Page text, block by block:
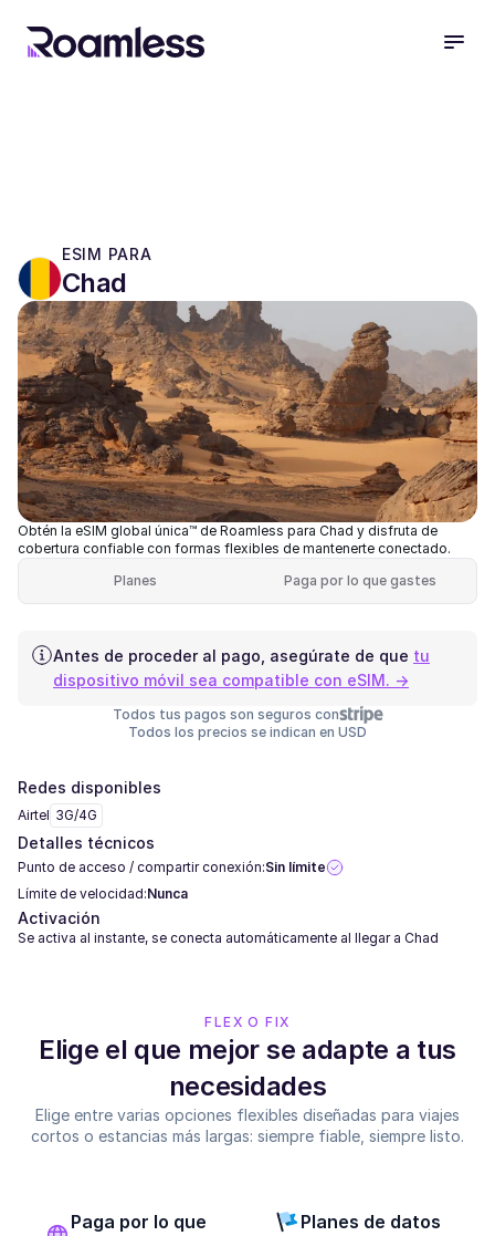
ESIM PARA
Chad
Obtén la eSIM global única™ de Roamless para Chad y disfruta de
cobertura confiable con formas flexibles de mantenerte conectado.
Planes
Paga por lo que gastes
Antes de proceder al pago, asegúrate de que tu
dispositivo móvil sea compatible con eSIM. →
Todos tus pagos son seguros con
Todos los precios se indican en USD
Redes disponibles
Airtel 3G/4G
Detalles técnicos
Punto de acceso / compartir conexión:Sin límite
Límite de velocidad:Nunca
Activación
Se activa al instante, se conecta automáticamente al llegar a Chad
FLEX O FIX
Elige el que mejor se adapte a tus
necesidades
Elige entre varias opciones flexibles diseñadas para viajes
cortos o estancias más largas: siempre fiable, siempre listo.
Paga por lo que
Planes de datos